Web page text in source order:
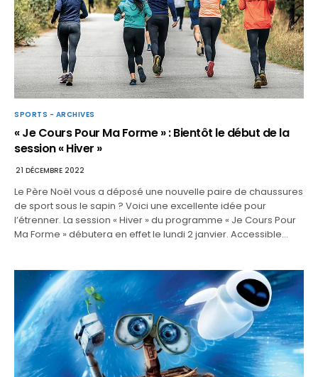
SPORTS - ARCHIVES
« Je Cours Pour Ma Forme » : Bientôt le début de la
session « Hiver »
21 DÉCEMBRE 2022
Le Père Noël vous a déposé une nouvelle paire de chaussures
de sport sous le sapin ? Voici une excellente idée pour
l’étrenner. La session « Hiver » du programme « Je Cours Pour
Ma Forme » débutera en effet le lundi 2 janvier. Accessible…